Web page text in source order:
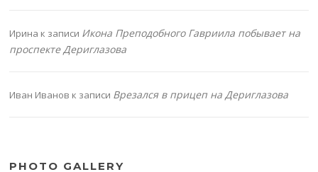
Ирина к записи Икона Преподобного Гавриила побывает на
проспекте Дериглазова
Иван Иванов к записи Врезался в прицеп на Дериглазова
PHOTO GALLERY